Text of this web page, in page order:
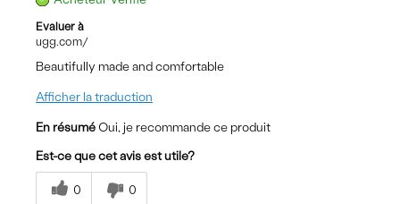
Evaluer à
ugg.com/
Beautifully made and comfortable
Afficher la traduction
En résumé Oui, je recommande ce produit
Est-ce que cet avis est utile?
0 0